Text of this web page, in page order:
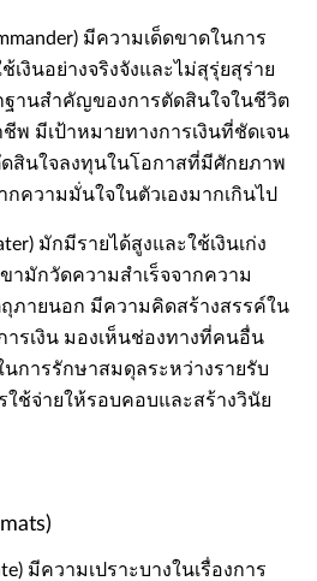
มีความเด็ดขาดในการ
เงินอย่างจริงจังและไม่สุรุ่ยสุร่าย
ฐานสำคัญของการตัดสินใจในชีวิต
พ มีเป้าหมายทางการเงินที่ชัดเจน
สินใจลงทุนในโอกาสที่มีศักยภาพ
กความมั่นใจในตัวเองมากเกินไป
มักมีรายได้สูงและใช้เงินเก่ง
ามักวัดความสำเร็จจากความ
ภายนอก มีความคิดสร้างสรรค์ใน
ารเงิน มองเห็นช่องทางที่คนอื่น
การรักษาสมดุลระหว่างรายรับ
ใช้จ่ายให้รอบคอบและสร้างวินัย
มีความเปราะบางในเรื่องการ